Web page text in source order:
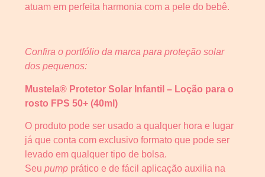
atuam em perfeita harmonia com a pele do bebê.
Confira o portfólio da marca para proteção solar
dos pequenos:
Mustela® Protetor Solar Infantil – Loção para o
rosto FPS 50+ (40ml)
O produto pode ser usado a qualquer hora e lugar
já que conta com exclusivo formato que pode ser
levado em qualquer tipo de bolsa.
Seu pump prático e de fácil aplicação auxilia na